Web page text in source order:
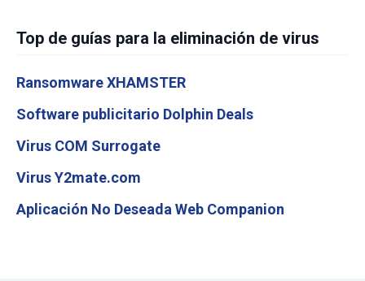
Top de guías para la eliminación de virus
Ransomware XHAMSTER
Software publicitario Dolphin Deals
Virus COM Surrogate
Virus Y2mate.com
Aplicación No Deseada Web Companion